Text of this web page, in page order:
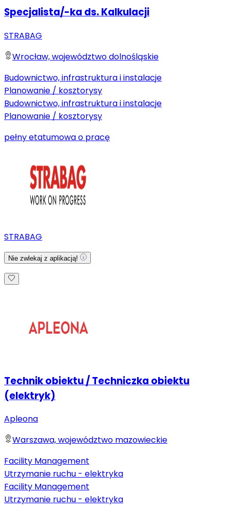
Specjalista/-ka ds. Kalkulacji
STRABAG
Wrocław, województwo dolnośląskie
Budownictwo, infrastruktura i instalacje
Planowanie / kosztorysy
Budownictwo, infrastruktura i instalacje
Planowanie / kosztorysy
pełny etatumowa o pracę
STRABAG
Nie zwlekaj z aplikacją!
Technik obiektu / Techniczka obiektu
(elektryk)
Apleona
Warszawa, województwo mazowieckie
Facility Management
Utrzymanie ruchu - elektryka
Facility Management
Utrzymanie ruchu - elektryka